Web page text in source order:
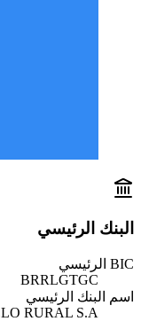
البنك الرئيسي
BIC الرئيسي
BRRLGTGC
اسم البنك الرئيسي
RURAL S.A.